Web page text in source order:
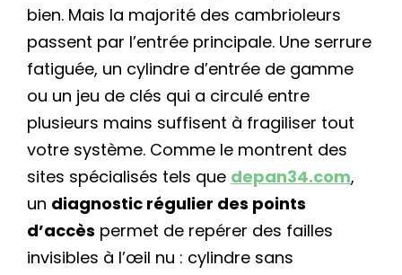
bien. Mais la majorité des cambrioleurs
passent par l’entrée principale. Une serrure
fatiguée, un cylindre d’entrée de gamme
ou un jeu de clés qui a circulé entre
plusieurs mains suffisent à fragiliser tout
votre système. Comme le montrent des
sites spécialisés tels que depan34.com,
un diagnostic régulier des points
d’accès permet de repérer des failles
invisibles à l’œil nu : cylindre sans